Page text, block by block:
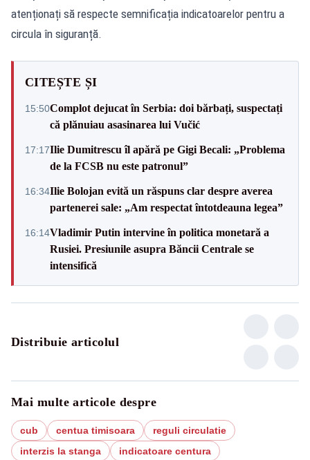
atenționați să respecte semnificația indicatoarelor pentru a
circula în siguranță.
CITEȘTE ȘI
15:50Complot dejucat în Serbia: doi bărbați, suspectați
că plănuiau asasinarea lui Vučić
17:17Ilie Dumitrescu îl apără pe Gigi Becali: „Problema
de la FCSB nu este patronul”
16:34Ilie Bolojan evită un răspuns clar despre averea
partenerei sale: „Am respectat întotdeauna legea”
16:14Vladimir Putin intervine în politica monetară a
Rusiei. Presiunile asupra Băncii Centrale se
intensifică
Distribuie articolul
Mai multe articole despre
cub centua timisoara
reguli circulatie
interzis la stanga
indicatoare centura